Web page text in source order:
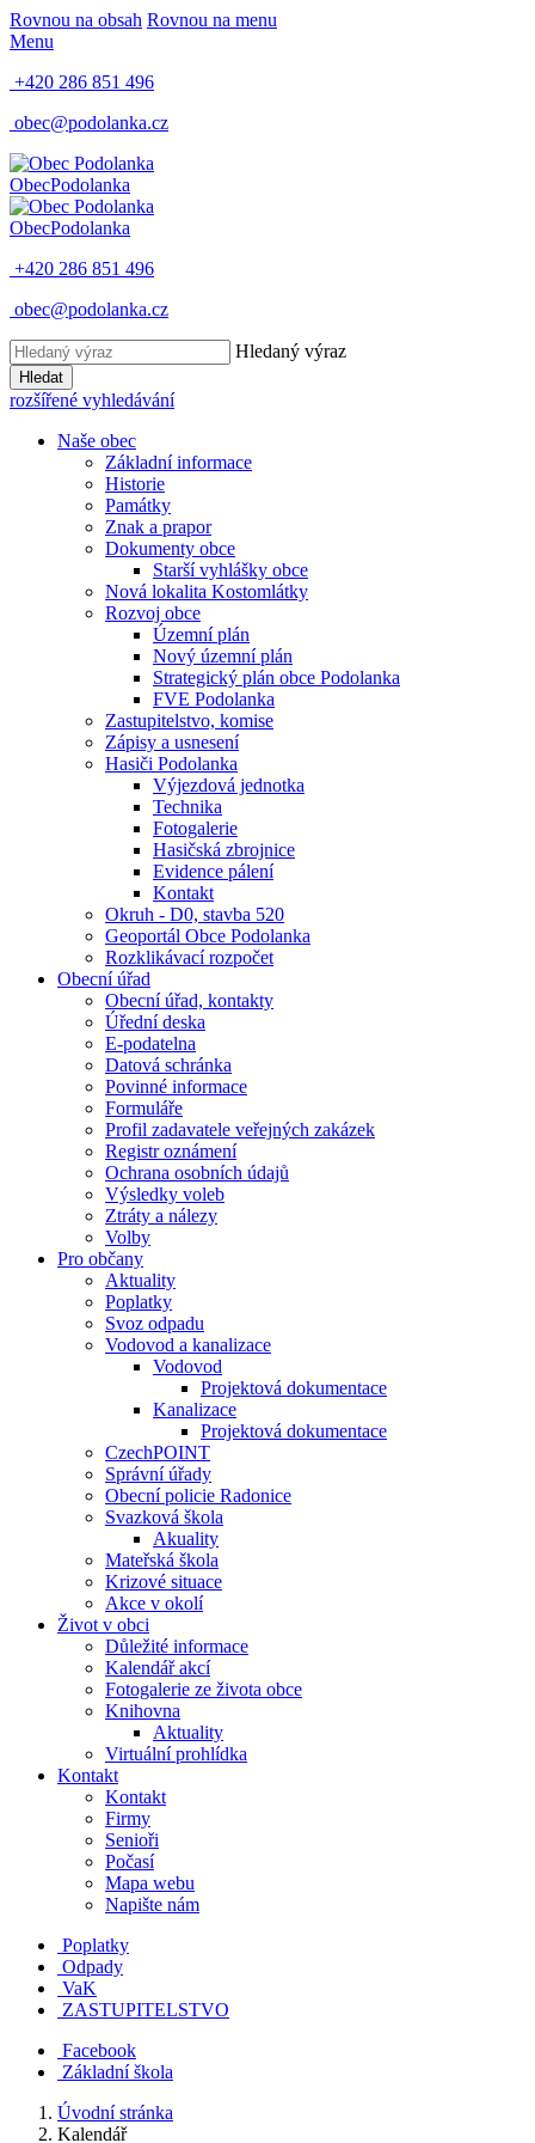
Rovnou na obsah Rovnou na menu
Menu
+420 286 851 496
obec@podolanka.cz
ObecPodolanka
ObecPodolanka
+420 286 851 496
obec@podolanka.cz
Hledaný výraz
Hledat
rozšířené vyhledávání
Naše obec
Základní informace
Historie
Památky
Znak a prapor
Dokumenty obce
Starší vyhlášky obce
Nová lokalita Kostomlátky
Rozvoj obce
Územní plán
Nový územní plán
Strategický plán obce Podolanka
FVE Podolanka
Zastupitelstvo, komise
Zápisy a usnesení
Hasiči Podolanka
Výjezdová jednotka
Technika
Fotogalerie
Hasičská zbrojnice
Evidence pálení
Kontakt
Okruh - D0, stavba 520
Geoportál Obce Podolanka
Rozklikávací rozpočet
Obecní úřad
Obecní úřad, kontakty
Úřední deska
E-podatelna
Datová schránka
Povinné informace
Formuláře
Profil zadavatele veřejných zakázek
Registr oznámení
Ochrana osobních údajů
Výsledky voleb
Ztráty a nálezy
Volby
Pro občany
Aktuality
Poplatky
Svoz odpadu
Vodovod a kanalizace
Vodovod
Projektová dokumentace
Kanalizace
Projektová dokumentace
CzechPOINT
Správní úřady
Obecní policie Radonice
Svazková škola
Akuality
Mateřská škola
Krizové situace
Akce v okolí
Život v obci
Důležité informace
Kalendář akcí
Fotogalerie ze života obce
Knihovna
Aktuality
Virtuální prohlídka
Kontakt
Kontakt
Firmy
Senioři
Počasí
Mapa webu
Napište nám
Poplatky
Odpady
VaK
ZASTUPITELSTVO
Facebook
Základní škola
Úvodní stránka
Kalendář